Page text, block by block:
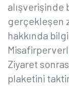
alışverişinde
gerçekleşen
hakkında
Ziyaret
plaketini